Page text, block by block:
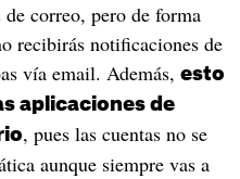
correo, pero de forma
recibirás notificaciones de
vía email. Además, esto
aplicaciones de
, pues las cuentas no se
aunque siempre vas a